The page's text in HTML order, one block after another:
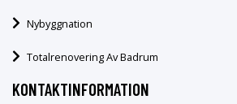
Nybyggnation
Totalrenovering Av Badrum
KONTAKTINFORMATION